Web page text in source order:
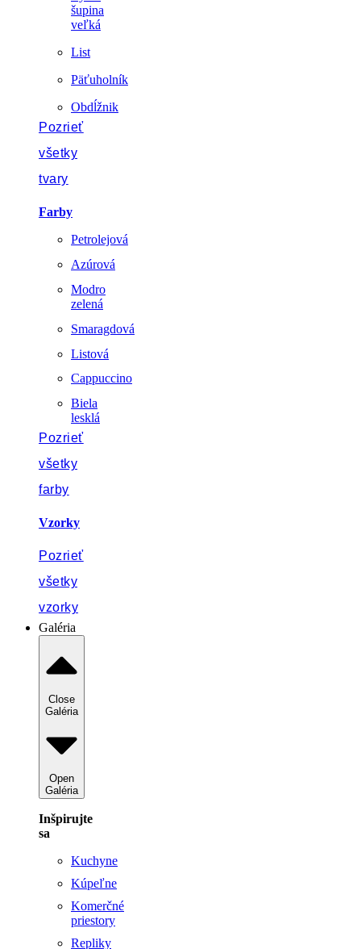
šupina
veľká
List
Päťuholník
Obdĺžnik
Pozrieť
všetky
tvary
Farby
Petrolejová
Azúrová
Modro
zelená
Smaragdová
Listová
Cappuccino
Biela
lesklá
Pozrieť
všetky
farby
Vzorky
Pozrieť
všetky
vzorky
Galéria
Close
Galéria
Open
Galéria
Inšpirujte
sa
Kuchyne
Kúpeľne
Komerčné
priestory
Repliky